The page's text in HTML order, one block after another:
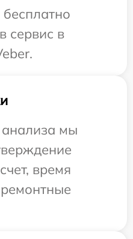
сервис в
анализа мы
время